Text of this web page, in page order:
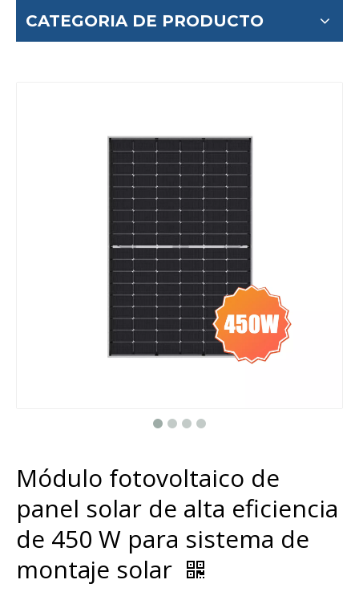
CATEGORIA DE PRODUCTO
Módulo fotovoltaico de
panel solar de alta eficiencia
de 450 W para sistema de
montaje solar